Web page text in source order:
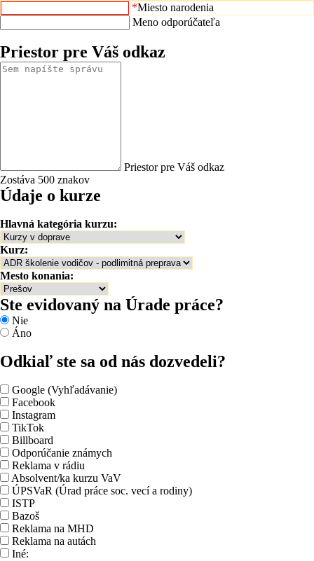
*Miesto narodenia
Meno odporúčateľa
Priestor pre Váš odkaz
Priestor pre Váš odkaz
Zostáva 500 znakov
Údaje o kurze
Hlavná kategória kurzu:
Kurz:
Mesto konania:
Ste evidovaný na Úrade práce?
Nie
Áno
Odkiaľ ste sa od nás dozvedeli?
Google (Vyhľadávanie)
Facebook
Instagram
TikTok
Billboard
Odporúčanie známych
Reklama v rádiu
Absolvent/ka kurzu VaV
ÚPSVaR (Úrad práce soc. vecí a rodiny)
ISTP
Bazoš
Reklama na MHD
Reklama na autách
Iné: